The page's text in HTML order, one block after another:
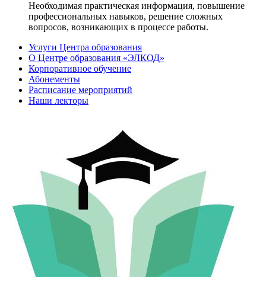
Необходимая практическая информация, повышение
профессиональных навыков, решение сложных
вопросов, возникающих в процессе работы.
Услуги Центра образования
О Центре образования «ЭЛКОД»
Корпоративное обучение
Абонементы
Расписание мероприятий
Наши лекторы